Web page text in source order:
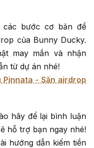
các bước cơ bản để
của Bunny Ducky.
may mắn và nhận
từ dự án nhé!
Pinnata - Săn airdrop
hãy để lại bình luận
hỗ trợ bạn ngay nhé!
hướng dẫn kiếm tiền